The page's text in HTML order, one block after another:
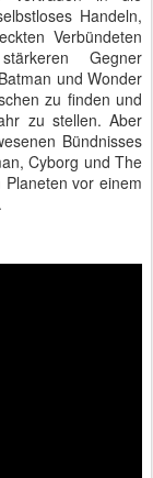
Handeln,
Verbündeten
Gegner
und Wonder
zu finden und
zu stellen. Aber
Bündnisses
Cyborg und The
vor einem